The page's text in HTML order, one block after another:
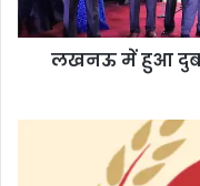
हुआ
शानदार
आयोजनलखनऊ में हुआ